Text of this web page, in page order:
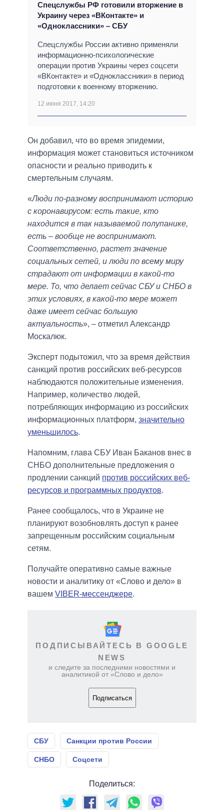
Спецслужбы РФ готовили вторжение в
Украину через «ВКонтакте» и
«Одноклассники» – СБУ
Спецслужбы России активно применяли
информационно-психологические
операции против Украины через соцсети
«ВКонтакте» и «Одноклассники» в период
подготовки к военному вторжению.
12 июня 2017, 14:20
Он добавил, что во время эпидемии,
информация может становиться источником
опасности и реально приводить к
смертельным случаям.
«Люди по-разному воспринимают историю
с коронавирусом: есть такие, кто
находится в так называемой полупанике,
есть – вообще не воспринимают.
Соответственно, растет значение
социальных сетей, и люди по всему миру
страдают от информации в какой-то
мере. То, что делает сейчас СБУ и СНБО в
этих условиях, в какой-то мере может
даже имеет сейчас большую
актуальность», – отметил Александр
Москалюк.
Эксперт подытожил, что за время действия
санкций против российских веб-ресурсов
наблюдаются положительные изменения.
Например, количество людей,
потребляющих информацию из российских
информационных платформ, значительно
уменьшилось.
Напомним, глава СБУ Иван Баканов внес в
СНБО дополнительные предложения о
продлении санкций против российских веб-
ресурсов и программных продуктов.
Ранее сообщалось, что в Украине не
планируют возобновлять доступ к ранее
запрещенным российским социальным
сетям.
Получайте оперативно самые важные
новости и аналитику от «Слово и дело» в
вашем VIBER-мессенджере.
ПОДПИСЫВАЙТЕСЬ В GOOGLE
NEWS
и следите за последними новостями и
аналитикой от «Слово и дело»
Подписаться
СБУ Санкции против России
СНБО Соцсети
Поделиться: